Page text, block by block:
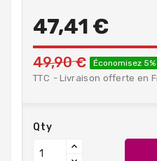
47,41 €
49,90 € Économisez 5%
TTC Livraison offerte en
Qty